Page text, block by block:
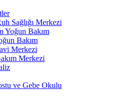
Sağlığı Merkezi
Yoğun Bakım
Bakım
Merkezi
Merkezi
ve Gebe Okulu